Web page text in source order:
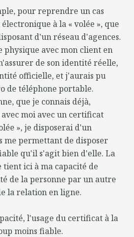
pour reprendre un cas
à la « volée », que
d'un réseau d'agences.
avec mon client en
de son identité réelle,
officielle, et j'aurais pu
de téléphone portable.
que je connais déjà,
moi avec un certificat
», je disposerai d'un
me permettant de disposer
qu'il s'agit bien d'elle. La
ici à ma capacité de
de la personne par un autre
la relation en ligne.
l'usage du certificat à la
moins fiable.